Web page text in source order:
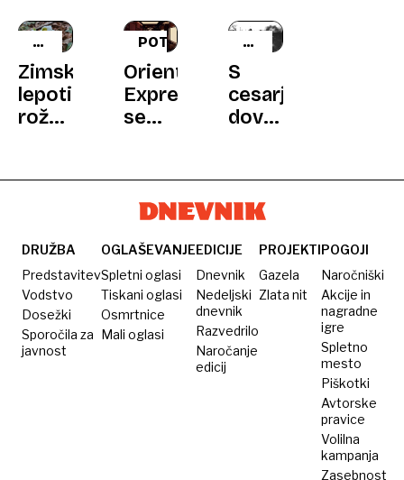
SVET
RASTLIN
Zimske
lepotice:
rože
ki
hladnih
mesecih
POTOVANJA
Orient
Express
se
DRŽAL
S
cesarjevim
dovoljenjem
mater
– in
vrnil
v
ujetništvo
DRUŽBA
Predstavitev
Vodstvo
Dosežki
Sporočila za
javnost
OGLAŠEVANJE
Spletni oglasi
Tiskani oglasi
Osmrtnice
Mali oglasi
EDICIJE
Dnevnik
Nedeljski
dnevnik
Razvedrilo
Naročanje
edicij
PROJEKTI
Gazela
Zlata nit
POGOJI
Naročniški
Akcije in
nagradne
igre
Spletno
mesto
Piškotki
Avtorske
pravice
Volilna
kampanja
Zasebnost